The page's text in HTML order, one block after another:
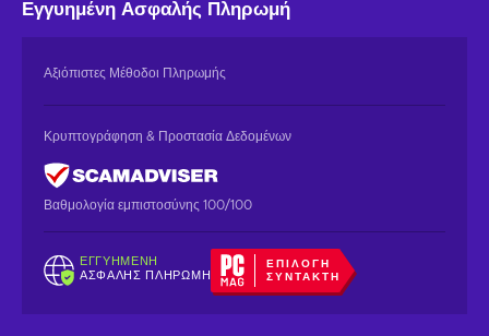
Εγγυημένη Ασφαλής Πληρωμή
Αξιόπιστες Μέθοδοι Πληρωμής
Κρυπτογράφηση & Προστασία Δεδομένων
Βαθμολογία εμπιστοσύνης 100/100
ΕΓΓΥΗΜΈΝΗ
ΑΣΦΑΛΉΣ ΠΛΗΡΩΜΉ
ΕΠΙΛΟΓΉ
ΣΥΝΤΆΚΤΗ